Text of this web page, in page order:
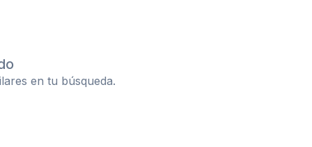
en tu búsqueda.